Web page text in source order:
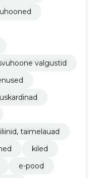
valgustid
taimelauad
kiled
e-pood